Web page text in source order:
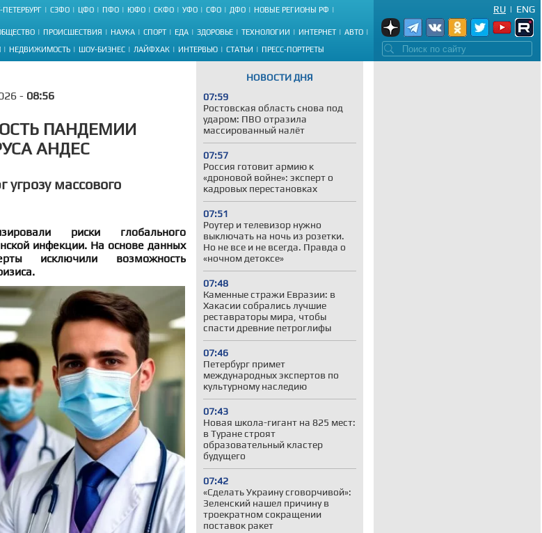
СЗФО ЦФО ПФО ЮФО СКФО УФО СФО ДФО НОВЫЕ РЕГИОНЫ РФ
ПРОИСШЕСТВИЯ НАУКА СПОРТ ЕДА ЗДОРОВЬЕ ТЕХНОЛОГИИ ИНТЕРНЕТ АВТО
НЕДВИЖИМОСТЬ ШОУ-БИЗНЕС ЛАЙФХАК ИНТЕРВЬЮ СТАТЬИ ПРЕСС-ПОРТРЕТЫ
ENG
|
RU
НОВОСТИ ДНЯ
07:59
Ростовская область снова под
ударом: ПВО отразила
массированный налёт
07:57
Россия готовит армию к
«дроновой войне»: эксперт о
кадровых перестановках
07:51
Роутер и телевизор нужно
выключать на ночь из розетки.
Но не все и не всегда. Правда о
«ночном детоксе»
07:48
Каменные стражи Евразии: в
Хакасии собрались лучшие
реставраторы мира, чтобы
спасти древние петроглифы
07:46
Петербург примет
международных экспертов по
культурному наследию
07:43
Новая школа-гигант на 825 мест:
в Туране строят
образовательный кластер
будущего
07:42
«Сделать Украину сговорчивой»:
Зеленский нашел причину в
троекратном сокращении
поставок ракет
- 08:56
ПАНДЕМИИ
АНДЕС
угрозу массового
риски глобального
инфекции. На основе данных
исключили возможность